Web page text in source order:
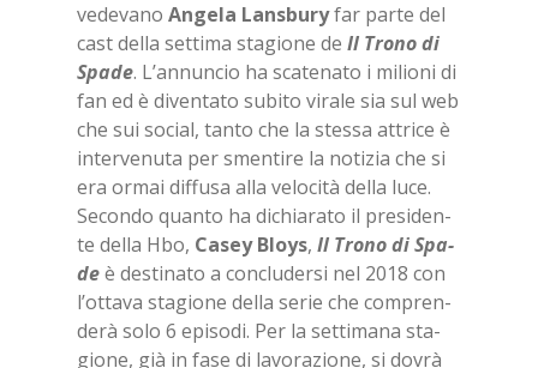
ve­de­va­no An­ge­la Lan­sbu­ryfar par­te del
cast del­la set­ti­ma sta­gio­ne de Il Tro­no di
Spa­de. L’an­nun­cio ha sca­te­na­to i mi­lio­ni di
fan ed è di­ven­ta­to su­bi­to vi­ra­le sia sul web
che sui so­cial, tan­to che la stes­sa at­tri­ce è
in­ter­ve­nu­ta per smen­ti­re la no­ti­zia che si
era or­mai dif­fu­sa alla ve­lo­ci­tà del­la luce.
Se­con­do quan­to ha di­chia­ra­to il pre­si­den­
te del­la Hbo, Ca­sey Bloys, Il Tro­no di Spa­
deè de­sti­na­to a con­clu­der­si nel 2018 con
l’ot­ta­va sta­gio­ne del­la se­rie che com­pren­
de­rà solo 6 epi­so­di. Per la set­ti­ma­na sta­
gio­ne, già in fase di la­vo­ra­zio­ne, si do­vrà